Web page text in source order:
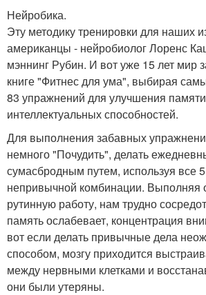
Нейробика.
Эту методику тренировки для наших
американцы - нейробиолог Лоренс
мэннинг Рубин. И вот уже 15 лет мир
книге "Фитнес для ума", выбирая
83 упражнений для улучшения
интеллектуальных способностей.
Для выполнения забавных
немного "Почудить", делать
сумасбродным путем, используя все
непривычной комбинации. Выполняя
рутинную работу, нам трудно
память ослабевает, концентрация
вот если делать привычные дела
способом, мозгу приходится
между нервными клетками и
они были утеряны.